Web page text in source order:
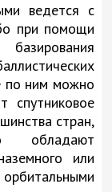
ведется с
при помощи
по ним можно
спутниковое
стран,
обладают
или